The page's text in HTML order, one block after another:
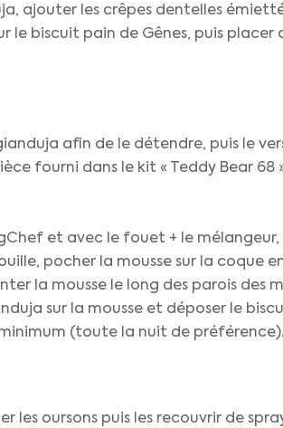
ajouter les crêpes dentelles
le biscuit pain de Gênes, puis
afin de le détendre, puis le
fourni dans le kit « Teddy Bear
et avec le fouet + le
pocher la mousse sur la coque
la mousse le long des parois des
sur la mousse et déposer le
(toute la nuit de
les oursons puis les recouvrir de